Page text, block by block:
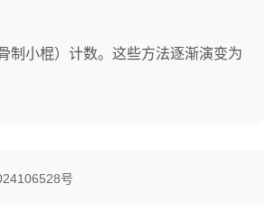
制小棍）计数。这些方法逐渐演变为
号